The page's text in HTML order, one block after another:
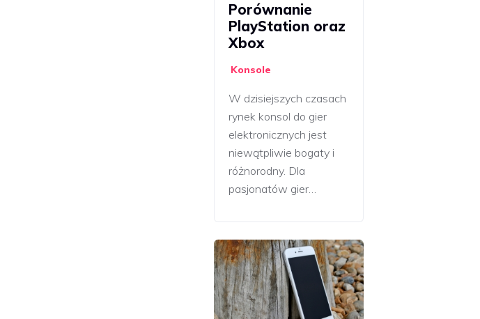
Porównanie
PlayStation oraz
Xbox
Konsole
W dzisiejszych czasach
rynek konsol do gier
elektronicznych jest
niewątpliwie bogaty i
różnorodny. Dla
pasjonatów gier…